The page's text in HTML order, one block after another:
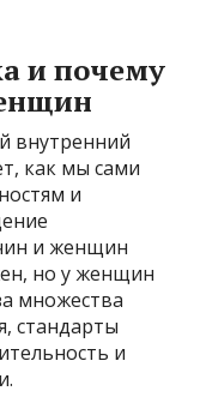
и почему
внутренний
как мы сами
и
и женщин
но у женщин
множества
стандарты
и